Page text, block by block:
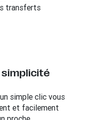
transferts
simplicité
simple clic vous
et facilement